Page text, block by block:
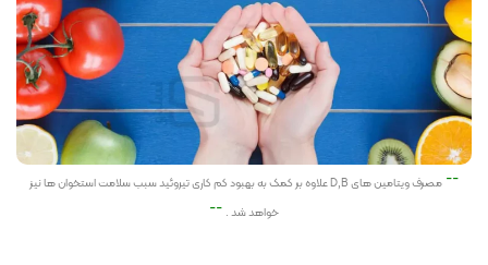
مصرف ویتامین های D,B علاوه بر کمک به بهبود کم کاری تیروئید سبب سلامت استخوان ها نیز
خواهد شد .